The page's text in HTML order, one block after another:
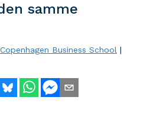
samme
Copenhagen Business School |